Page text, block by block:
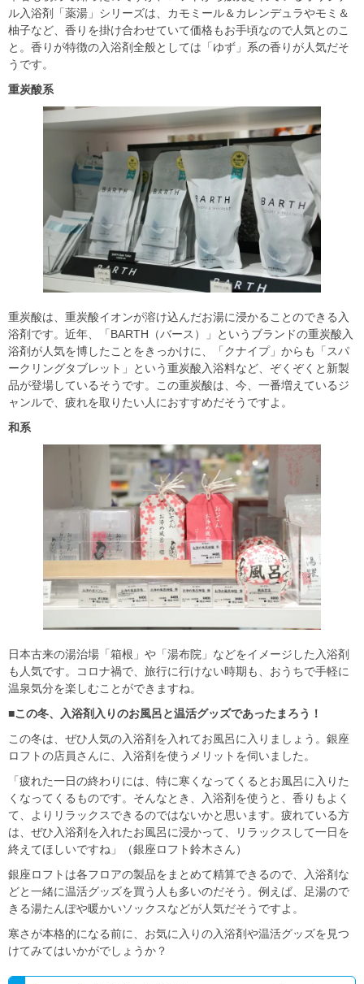
ル入浴剤「薬湯」シリーズは、カモミール＆カレンデュラやモミ＆
柚子など、香りを掛け合わせていて価格もお手頃なので人気とのこ
と。香りが特徴の入浴剤全般としては「ゆず」系の香りが人気だそ
うです。
重炭酸系
重炭酸は、重炭酸イオンが溶け込んだお湯に浸かることのできる入
浴剤です。近年、「BARTH（バース）」というブランドの重炭酸入
浴剤が人気を博したことをきっかけに、「クナイプ」からも「スパ
ークリングタブレット」という重炭酸入浴料など、ぞくぞくと新製
品が登場しているそうです。この重炭酸は、今、一番増えているジ
ャンルで、疲れを取りたい人におすすめだそうですよ。
和系
日本古来の湯治場「箱根」や「湯布院」などをイメージした入浴剤
も人気です。コロナ禍で、旅行に行けない時期も、おうちで手軽に
温泉気分を楽しむことができますね。
■この冬、入浴剤入りのお風呂と温活グッズであったまろう！
この冬は、ぜひ人気の入浴剤を入れてお風呂に入りましょう。銀座
ロフトの店員さんに、入浴剤を使うメリットを伺いました。
「疲れた一日の終わりには、特に寒くなってくるとお風呂に入りた
くなってくるものです。そんなとき、入浴剤を使うと、香りもよく
て、よりリラックスできるのではないかと思います。疲れている方
は、ぜひ入浴剤を入れたお風呂に浸かって、リラックスして一日を
終えてほしいですね」（銀座ロフト鈴木さん）
銀座ロフトは各フロアの製品をまとめて精算できるので、入浴剤な
どと一緒に温活グッズを買う人も多いのだそう。例えば、足湯ので
きる湯たんぽや暖かいソックスなどが人気だそうですよ。
寒さが本格的になる前に、お気に入りの入浴剤や温活グッズを見つ
けてみてはいかがでしょうか？